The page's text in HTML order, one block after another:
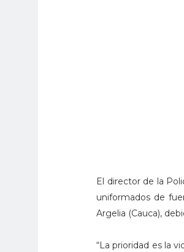
El director de la
uniformados de
Argelia (Cauca),
“La prioridad es la